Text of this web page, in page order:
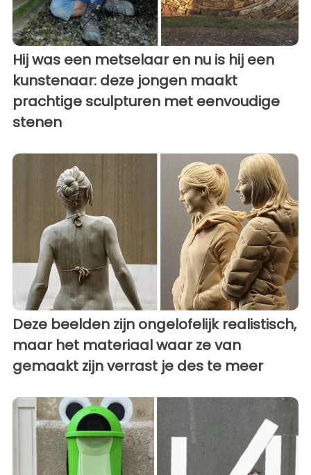
Hij was een metselaar en nu is hij een
kunstenaar: deze jongen maakt
prachtige sculpturen met eenvoudige
stenen
Deze beelden zijn ongelofelijk realistisch,
maar het materiaal waar ze van
gemaakt zijn verrast je des te meer